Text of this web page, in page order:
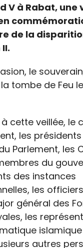
V à Rabat, une
de la
le
tombe de Feu
cette veillée, le
les
Parlement, les
du
des instances
les
général des
les
autres